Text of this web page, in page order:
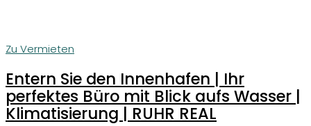
Zu Vermieten
Entern Sie den Innenhafen | Ihr
perfektes Büro mit Blick aufs Wasser |
Klimatisierung | RUHR REAL